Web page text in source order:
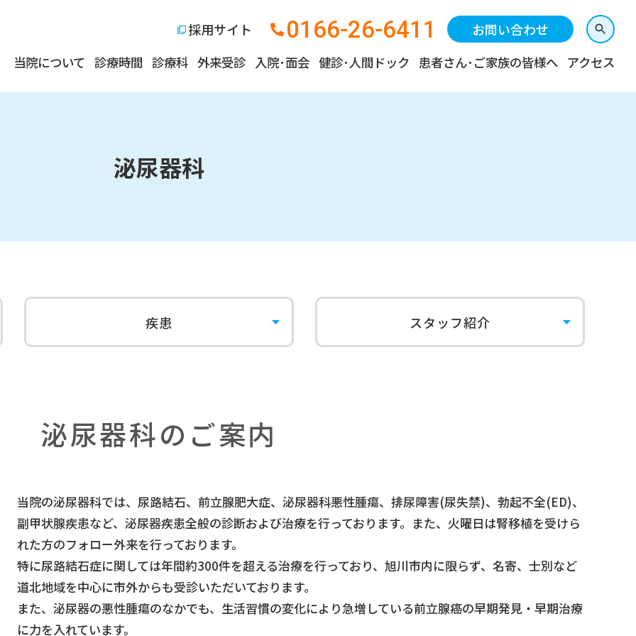
採用サイト 0166-26-6411 お問い合わせ
当院について 診療時間 診療科 外来受診 入院･面会 健診･人間ドック 患者さん･ご家族の皆様へ アクセス
泌尿器科
疾患 スタッフ紹介
泌尿器科のご案内
当院の泌尿器科では、尿路結石、前立腺肥大症、泌尿器科悪性腫瘍、排尿障害(尿失禁)、勃起不全(ED)、
副甲状腺疾患など、泌尿器疾患全般の診断および治療を行っております。また、火曜日は腎移植を受けら
れた方のフォロー外来を行っております。
特に尿路結石症に関しては年間約300件を超える治療を行っており、旭川市内に限らず、名寄、士別など
道北地域を中心に市外からも受診いただいております。
また、泌尿器の悪性腫瘍のなかでも、生活習慣の変化により急増している前立腺癌の早期発見・早期治療
に力を入れています。